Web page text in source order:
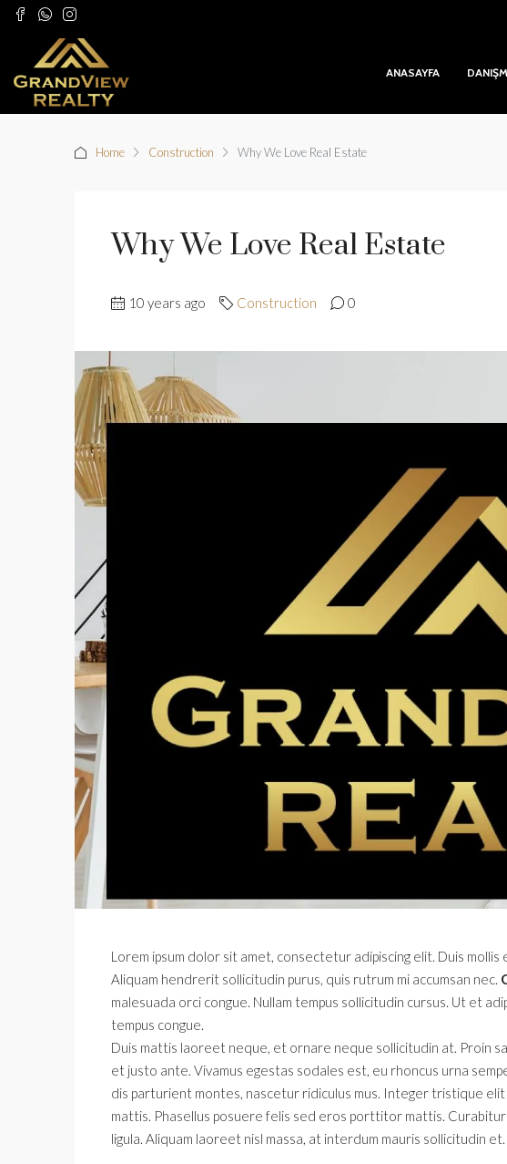
ANASAYFA
Home Construction Why We Love Real Estate
Why We Love Real Estate
10 years ago Construction 0
Lorem ipsum dolor sit amet, consectetur adipiscing elit. Duis
Aliquam hendrerit sollicitudin purus, quis rutrum mi accumsan nec.
malesuada orci congue. Nullam tempus sollicitudin cursus. Ut et
tempus congue.
Duis mattis laoreet neque, et ornare neque sollicitudin at. Proin
et justo ante. Vivamus egestas sodales est, eu rhoncus urna
dis parturient montes, nascetur ridiculus mus. Integer tristique
mattis. Phasellus posuere felis sed eros porttitor mattis. Curabitur
ligula. Aliquam laoreet nisl massa, at interdum mauris sollicitudin et.